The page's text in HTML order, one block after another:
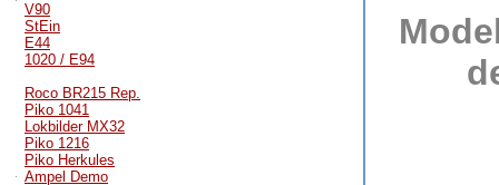
V90
StEin
E44
1020 / E94
Roco BR215 Rep.
Piko 1041
Lokbilder MX32
Piko 1216
Piko Herkules
Ampel Demo